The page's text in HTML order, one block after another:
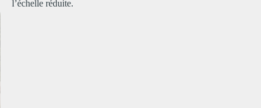
l’échelle réduite.